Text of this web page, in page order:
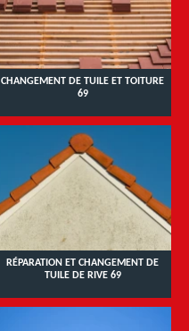
CHANGEMENT DE TUILE ET TOITURE
69
RÉPARATION ET CHANGEMENT DE
TUILE DE RIVE 69